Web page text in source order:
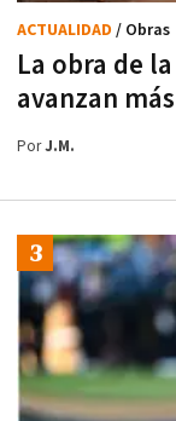
La obra de
avanzan
ACTUALIDAD / Obras
PorJ.M.